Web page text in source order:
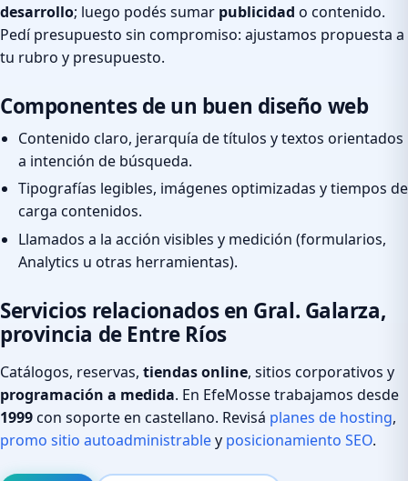
desarrollo; luego podés sumar publicidad o contenido.
Pedí presupuesto sin compromiso: ajustamos propuesta a
tu rubro y presupuesto.
Componentes de un buen diseño web
Contenido claro, jerarquía de títulos y textos orientados
a intención de búsqueda.
Tipografías legibles, imágenes optimizadas y tiempos de
carga contenidos.
Llamados a la acción visibles y medición (formularios,
Analytics u otras herramientas).
Servicios relacionados en Gral. Galarza,
provincia de Entre Ríos
Catálogos, reservas, tiendas online, sitios corporativos y
programación a medida. En EfeMosse trabajamos desde
1999con soporte en castellano. Revisá planes de hosting,
promo sitio autoadministrabley posicionamiento SEO.